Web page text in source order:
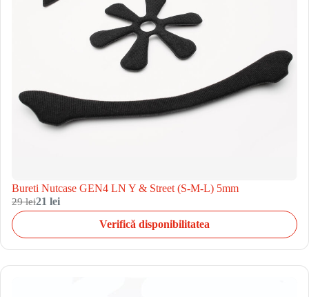
Bureti Nutcase GEN4 LN Y & Street (S-M-L) 5mm
29 lei21 lei
Verifică disponibilitatea